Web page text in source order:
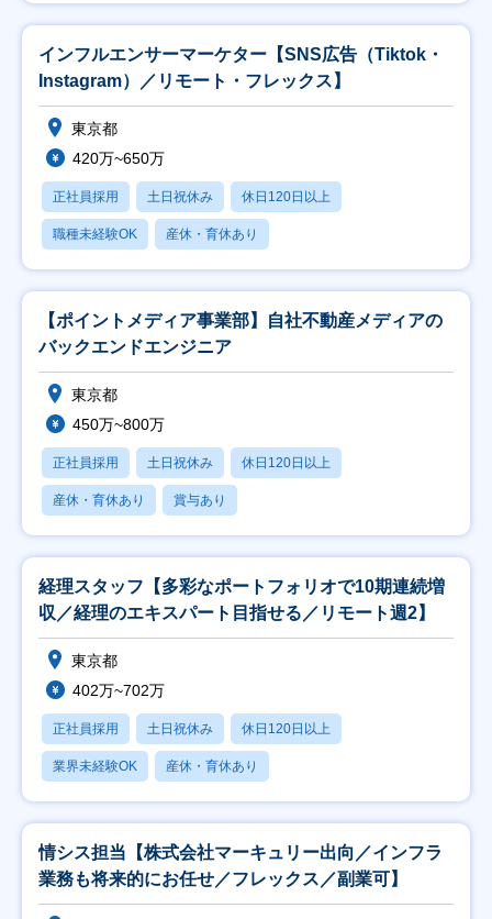
インフルエンサーマーケター【SNS広告（Tiktok・
Instagram）／リモート・フレックス】
東京都
420万~650万
正社員採用 土日祝休み 休日120日以上
職種未経験OK 産休・育休あり
【ポイントメディア事業部】自社不動産メディアの
バックエンドエンジニア
東京都
450万~800万
正社員採用 土日祝休み 休日120日以上
産休・育休あり 賞与あり
経理スタッフ【多彩なポートフォリオで10期連続増
収／経理のエキスパート目指せる／リモート週2】
東京都
402万~702万
正社員採用 土日祝休み 休日120日以上
業界未経験OK 産休・育休あり
情シス担当【株式会社マーキュリー出向／インフラ
業務も将来的にお任せ／フレックス／副業可】